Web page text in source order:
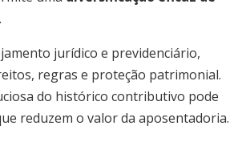
.
jurídico e previdenciário,
regras e proteção patrimonial.
do histórico contributivo pode
reduzem o valor da aposentadoria.